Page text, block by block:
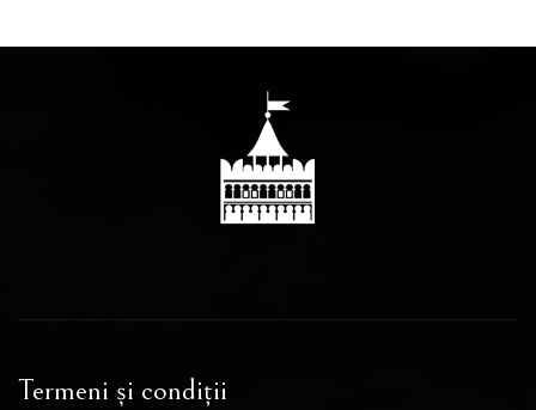
Termeni și condiții